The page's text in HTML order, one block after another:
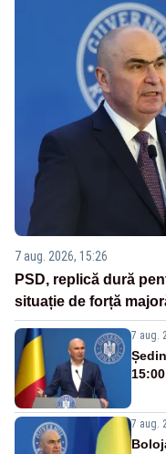
7 aug. 2026, 15:26
PSD, replică dură
situație de forță
7 aug.
7 aug.